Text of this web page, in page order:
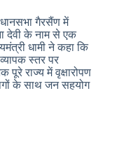
गैरसैंण में
देवी के नाम से एक
धामी ने कहा कि
स्तर पर
पूरे राज्य में वृक्षारोपण
के साथ जन सहयोग